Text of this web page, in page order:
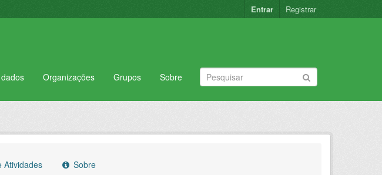
Entrar Registrar
Organizações Grupos Sobre
Atividades Sobre